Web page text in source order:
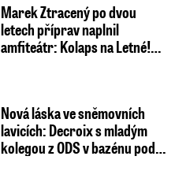
Marek Ztracený po dvou
letech příprav naplnil
amfiteátr: Kolaps na Letné!…
Nová láska ve sněmovních
lavicích: Decroix s mladým
kolegou z ODS v bazénu pod…